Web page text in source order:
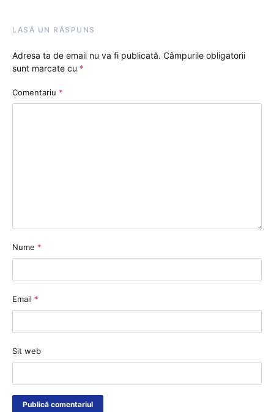
LASĂ UN RĂSPUNS
Adresa ta de email nu va fi publicată. Câmpurile obligatorii
sunt marcate cu *
Comentariu *
Nume *
Email *
Sit web